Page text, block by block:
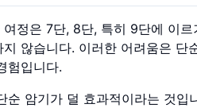
정은 7단, 8단, 특히 9단에 이
않습니다. 이러한 어려움은
험입니다.
순 암기가 덜 효과적이라는 것